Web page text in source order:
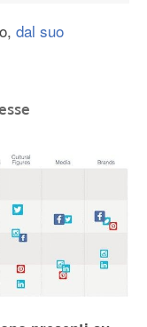
dal suo